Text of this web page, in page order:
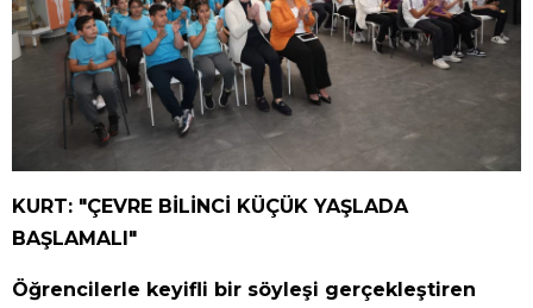
KURT: "ÇEVRE BİLİNCİ KÜÇÜK YAŞLADA
BAŞLAMALI"
Öğrencilerle keyifli bir söyleşi gerçekleştiren